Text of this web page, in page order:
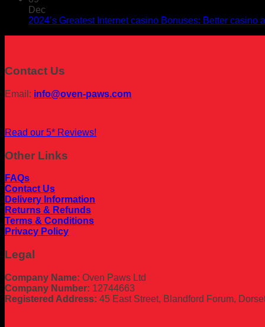
Dec
2024’s Greatest Internet casino Bonuses: Better
Contact Us
Email: info@oven-paws.com
Read our 5* Reviews!
Other Links
FAQs
Contact Us
Delivery Information
Returns & Refunds
Terms & Conditions
Privacy Policy
Legal
Company Name: Oven Paws Ltd
Company Number: 12744663
Registered Address: 45 East Street, Blandford Forum,